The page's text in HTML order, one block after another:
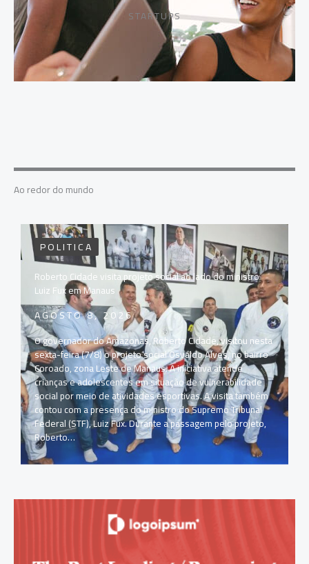
STARTUPS
Ao redor do mundo
POLITICA
Roberto Cidade visita projeto social ao lado do ministro
Luiz Fux em Manaus
AGOSTO 8, 2026
O governador do Amazonas, Roberto Cidade, visitou nesta
sexta-feira (7/8) o projeto social Osvaldo Alves, no bairro
Coroado, zona Leste de Manaus. A iniciativa atende
crianças e adolescentes em situação de vulnerabilidade
social por meio de atividades esportivas. A visita também
contou com a presença do ministro do Supremo Tribunal
Federal (STF), Luiz Fux. Durante a passagem pelo projeto,
Roberto…